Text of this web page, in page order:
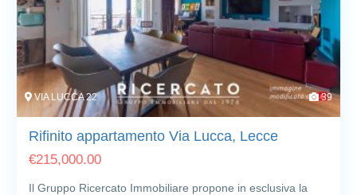
Ristrutturato Lucernari
Superfici di pietra Campo da golf
Palestra Cortile
Animali domestici
ammessi
Ufficio / Den
VIA LUCCA 22 39
Rifinito appartamento Via Lucca, Lecce
€215,000.00
Il Gruppo Ricercato Immobiliare propone in esclusiva la